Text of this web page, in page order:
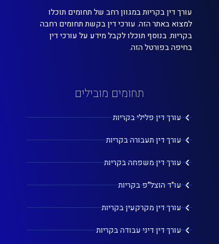
עורך דין בקריות במגוון רחב של תחומים תוכלו
למצוא באתר הזה. עורכי דין בקשת תחומים רחבה
בקריות. בנוסף תוכלו לקבל מידע על עורכי דין
בחיפה בפורטל הזה.
תחומים מובילים
עורך דין פלילי בקריות
עורך דין תעבורה בקריות
עורך דין משפחה בקריות
עו"ד הוצל"פ בקריות
עורך דין מקרקעין בקריות
עורך דין דיני עבודה בקריות